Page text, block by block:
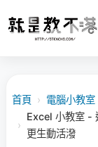
首頁 › 電腦小教室
›
Excel 小教室 -
更生動活潑